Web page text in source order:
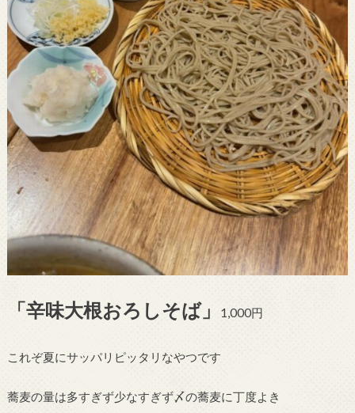
「辛味大根おろしそば」 1,000円
これぞ夏にサッパリピッタリなやつです
蕎麦の量は多すぎず少なすぎず〆の蕎麦に丁度よき